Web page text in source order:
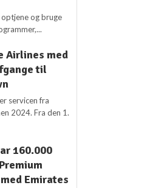
og bruge
Airlines med
til
servicen fra
2024. Fra den 1.
160.000
Emirates